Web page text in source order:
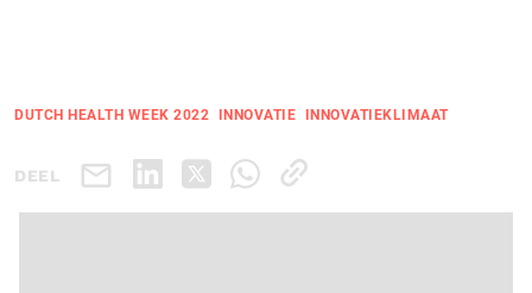
DUTCH HEALTH WEEK 2022 INNOVATIE INNOVATIEKLIMAAT
DEEL